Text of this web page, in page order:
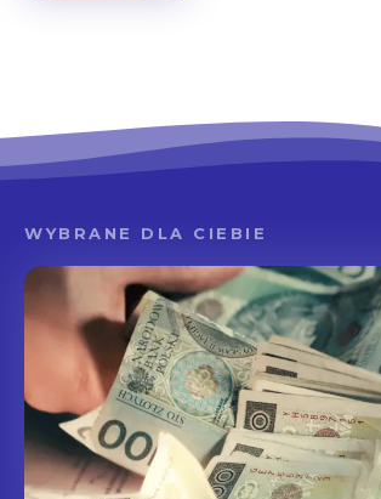
WYBRANE DLA CIEBIE